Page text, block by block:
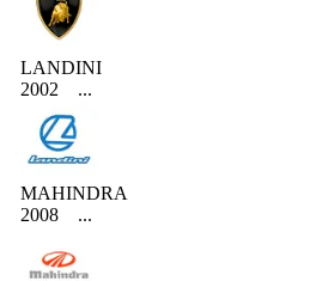
LANDINI
2002
...
MAHINDRA
2008
...